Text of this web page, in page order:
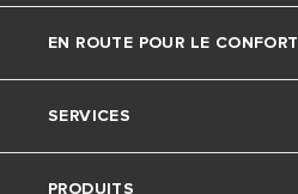
La marque Ariston
Le groupe
EN ROUTE POUR LE CONFORT
Actu
SERVICES
PRODUITS